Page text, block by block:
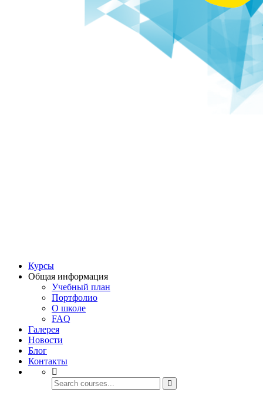
Курсы
Общая информация
Учебный план
Портфолио
О школе
FAQ
Галерея
Новости
Блог
Контакты